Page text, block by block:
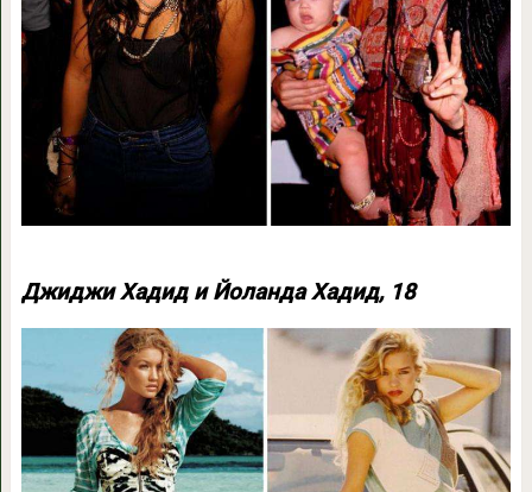
Джиджи Хадид и Йоланда Хадид, 18